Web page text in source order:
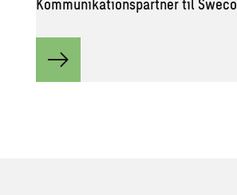
Kommunikationspartner til Sweco